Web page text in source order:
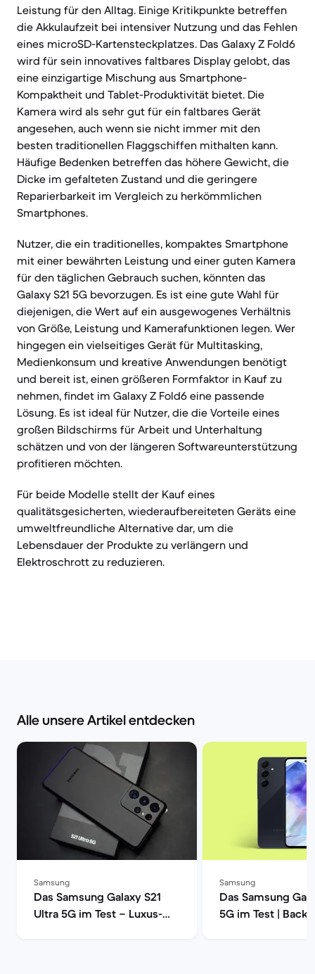
Leistung für den Alltag. Einige Kritikpunkte betreffen
die Akkulaufzeit bei intensiver Nutzung und das Fehlen
eines microSD-Kartensteckplatzes. Das Galaxy Z Fold6
wird für sein innovatives faltbares Display gelobt, das
eine einzigartige Mischung aus Smartphone-
Kompaktheit und Tablet-Produktivität bietet. Die
Kamera wird als sehr gut für ein faltbares Gerät
angesehen, auch wenn sie nicht immer mit den
besten traditionellen Flaggschiffen mithalten kann.
Häufige Bedenken betreffen das höhere Gewicht, die
Dicke im gefalteten Zustand und die geringere
Reparierbarkeit im Vergleich zu herkömmlichen
Smartphones.
Nutzer, die ein traditionelles, kompaktes Smartphone
mit einer bewährten Leistung und einer guten Kamera
für den täglichen Gebrauch suchen, könnten das
Galaxy S21 5G bevorzugen. Es ist eine gute Wahl für
diejenigen, die Wert auf ein ausgewogenes Verhältnis
von Größe, Leistung und Kamerafunktionen legen. Wer
hingegen ein vielseitiges Gerät für Multitasking,
Medienkonsum und kreative Anwendungen benötigt
und bereit ist, einen größeren Formfaktor in Kauf zu
nehmen, findet im Galaxy Z Fold6 eine passende
Lösung. Es ist ideal für Nutzer, die die Vorteile eines
großen Bildschirms für Arbeit und Unterhaltung
schätzen und von der längeren Softwareunterstützung
profitieren möchten.
Für beide Modelle stellt der Kauf eines
qualitätsgesicherten, wiederaufbereiteten Geräts eine
umweltfreundliche Alternative dar, um die
Lebensdauer der Produkte zu verlängern und
Elektroschrott zu reduzieren.
Alle unsere Artikel entdecken
Samsung
Das Samsung Galaxy S21
Ultra 5G im Test – Luxus-
Samsung
Das Samsung
5G im Test | Back